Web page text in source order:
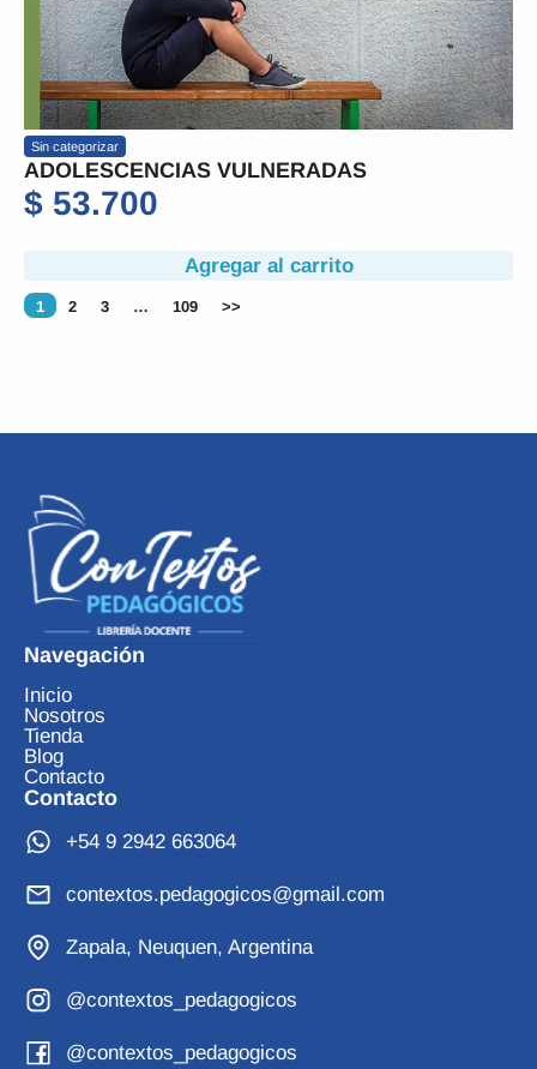
Sin categorizar
ADOLESCENCIAS VULNERADAS
$ 53.700
Agregar al carrito
1 2 3 … 109 >>
Navegación
Inicio
Nosotros
Tienda
Blog
Contacto
Contacto
+54 9 2942 663064
contextos.pedagogicos@gmail.com
Zapala, Neuquen, Argentina
@contextos_pedagogicos
@contextos_pedagogicos